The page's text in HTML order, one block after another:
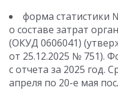
форма статистики
о составе затрат
(ОКУД 0606041)
от 25.12.2025 № 751).
с отчета за 2025 год.
апреля по 20-е мая